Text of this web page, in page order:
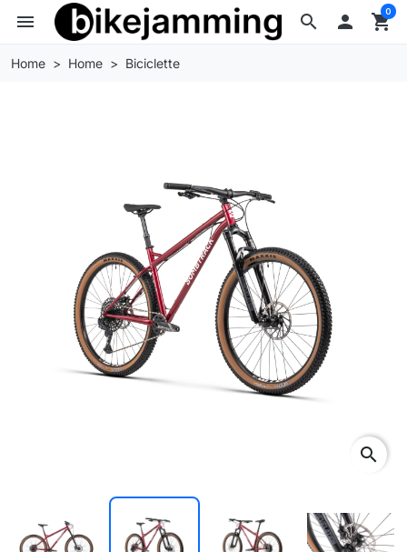
search
menu  shopping_cart
0
Home Home Biciclette
search